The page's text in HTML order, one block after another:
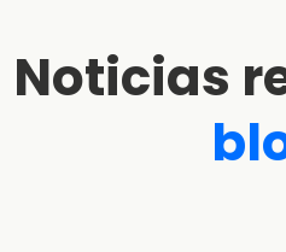
Noticias